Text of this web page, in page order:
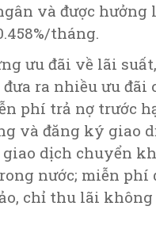
và được hưởng
tháng.
ưu đãi về lãi suất,
ra nhiều ưu đãi
phí trả nợ trước
và đăng ký giao
dịch chuyển
nước; miễn phí
chỉ thu lãi